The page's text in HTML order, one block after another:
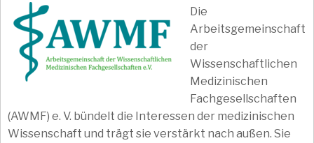
Die
Arbeitsgemeinschaft
der
Wissenschaftlichen
Medizinischen
Fachgesellschaften
(AWMF) e. V. bündelt die Interessen der medizinischen
Wissenschaft und trägt sie verstärkt nach außen. Sie